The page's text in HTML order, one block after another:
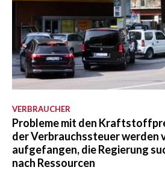
VERBRAUCHER
Probleme mit den
der Verbrauchssteuer werden
aufgefangen, die Regierung
nach Ressourcen